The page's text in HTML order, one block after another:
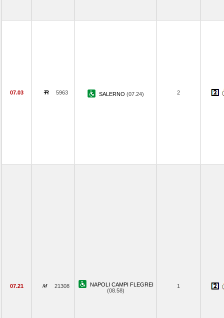
07.03 5963 SALERNO (07.24) 2
07.21 21308
NAPOLI CAMPI FLEGREI
(08.58)
1